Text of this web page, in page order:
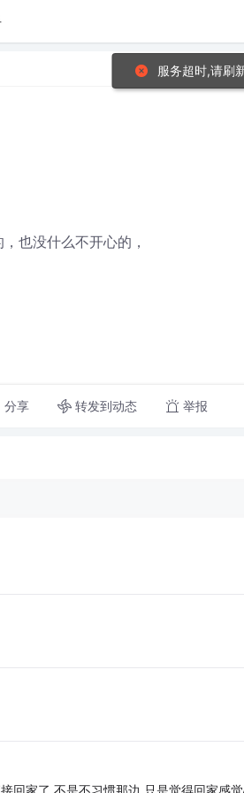
也没什么不开心的，
分享 转发到动态 举报
回家了,不是不习惯那边,只是觉得回家感
服务超时,请刷